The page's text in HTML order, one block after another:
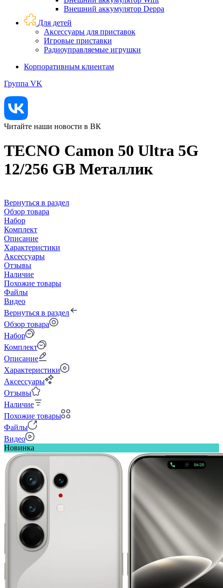
Внешний аккумулятор Deppa
Для детей
Аксессуары для приставок
Игровые приставки
Радиоуправляемые игрушки
Корпоративным клиентам
Группа VK
Читайте наши новости в ВК
TECNO Camon 50 Ultra 5G
12/256 GB Металлик
Вернуться в раздел
Обзор товара
Набор
Комплект
Описание
Характеристики
Аксессуары
Отзывы
Наличие
Похожие товары
Файлы
Видео
Вернуться в раздел
Обзор товара
Набор
Комплект
Описание
Характеристики
Аксессуары
Отзывы
Наличие
Похожие товары
Файлы
Видео
Новинка